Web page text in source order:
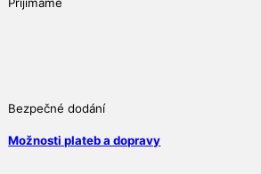
et
Monnaies
Bezpečné dodání
Možnosti plateb a dopravy